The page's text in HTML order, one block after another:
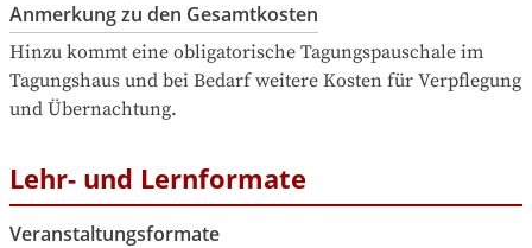
Anmerkung zu den Gesamtkosten
Hinzu kommt eine obligatorische Tagungspauschale im
Tagungshaus und bei Bedarf weitere Kosten für Verpflegung
und Übernachtung.
Lehr- und Lernformate
Veranstaltungsformate